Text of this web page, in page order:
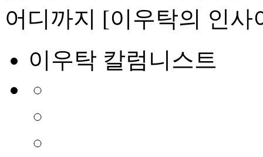
어디까지 [이우탁의 인사
이우탁 칼럼니스트